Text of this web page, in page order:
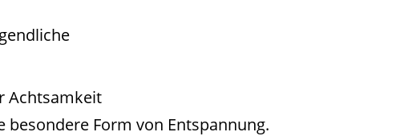
Achtsamkeit
besondere Form von Entspannung.